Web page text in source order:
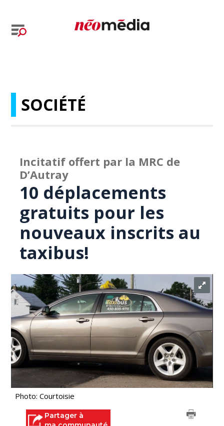
SOCIÉTÉ
Incitatif offert par la MRC de
D’Autray
10 déplacements
gratuits pour les
nouveaux inscrits au
taxibus!
Photo: Courtoisie
Partager à